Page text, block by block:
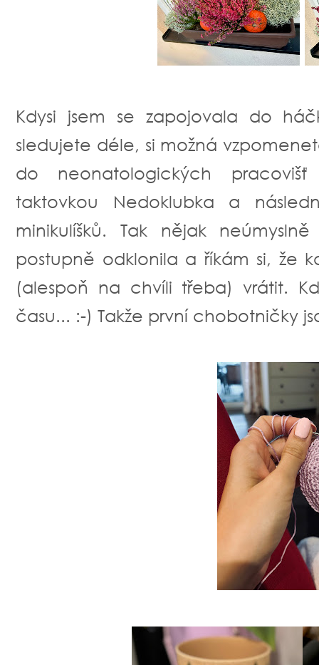
Kdysi jsem se zapojovala do
sledujete déle, si možná
do neonatologických
taktovkou Nedoklubka a
minikulíšků. Tak nějak
postupně odklonila a říkám si, že
(alespoň na chvíli třeba) vrátit.
času... :-) Takže první chobotničky